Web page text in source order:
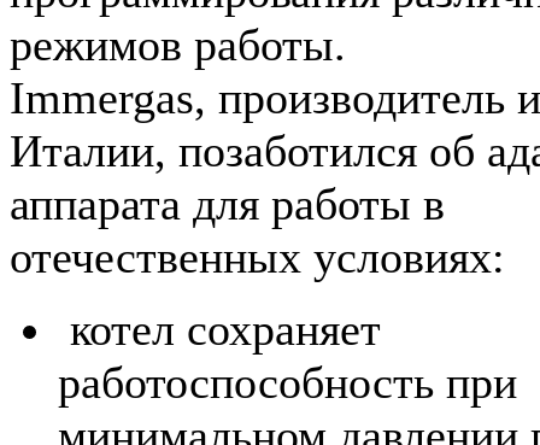
режимов работы.
Immergas, производитель
Италии, позаботился об
аппарата для работы в
отечественных условиях:
котел сохраняет
работоспособность при